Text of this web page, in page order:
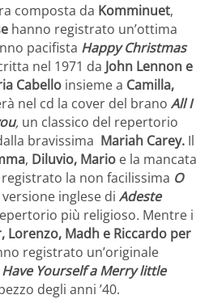
composta da Komminuet,
hanno registrato un’ottima
pacifista Happy Christmas
nel 1971 da John Lennon e
Cabello insieme a Camilla,
nel cd la cover del brano All I
, un classico del repertorio
bravissima Mariah Carey. Il
, Diluvio, Mario e la mancata
la non facilissima O
versione inglese di Adeste
più religioso. Mentre i
, Lorenzo, Madh e Riccardo per
registrato un’originale
Have Yourself a Merry little
degli anni ’40.